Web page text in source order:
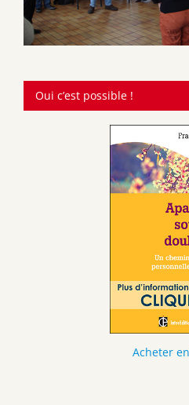
Oui c’est possible !
Acheter